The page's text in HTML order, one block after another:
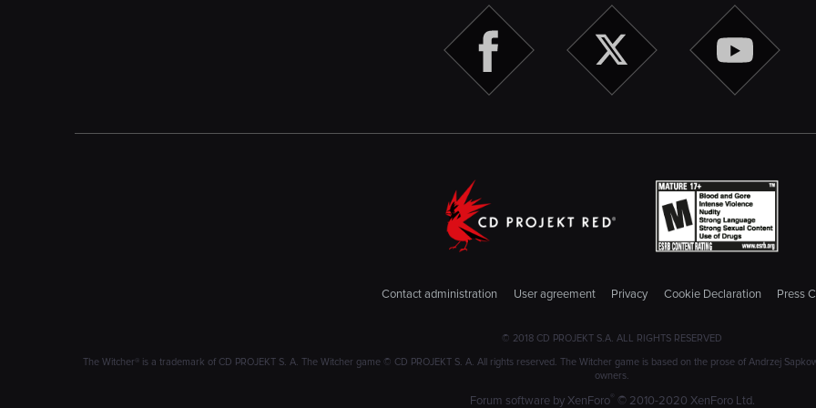
Contact administration User agreement Privacy Cookie Declaration Press
© 2018 CD PROJEKT S.A. ALL RIGHTS RESERVED
The Witcher® is a trademark of CD PROJEKT S. A. The Witcher game © CD PROJEKT S. A. All rights reserved. The Witcher game is based on the prose of Andrzej
owners.
Forum software by XenForo ® © 2010-2020 XenForo Ltd.